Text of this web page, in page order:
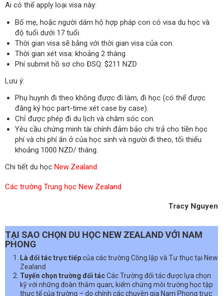
Ai có thể apply loại visa này:
Bố mẹ, hoặc người dám hộ hợp pháp con có visa du học và
độ tuổi dưới 17 tuổi.
Thời gian visa sẽ bằng với thời gian visa của con.
Thời gian xét visa: khoảng 2 tháng
Phí submit hồ sơ cho ĐSQ: $211 NZD
Lưu ý:
Phụ huynh đi theo không được đi làm, đi học (có thể được
đăng ký học part-time xét case by case).
Chỉ được phép đi du lịch và chăm sóc con.
Yêu cầu chứng minh tài chính đảm bảo chi trả cho tiền học
phí và chi phí ăn ở của học sinh và người đi theo, tối thiểu
khoảng 1000 NZD/ tháng.
Chi tiết du học New Zealand
Các trường Trung học New Zealand
Tracy Nguyen
TẠI SAO CHỌN DU HỌC NEW ZEALAND VỚI NAM
PHONG
Là đối tác trực tiếpcủa các trường Công lập và Tư thục tại New
Zealand
Tuyển chọn trường đối tácCác Trường đối tác được lựa chọn
kỹ với những đoàn thăm quan, kiểm chứng môi trường học tập
thực tế của trường – do chính các chuyên gia Nam Phong trực